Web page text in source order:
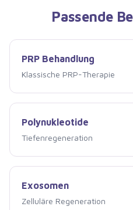
Passende
PRP Behandlung
Klassische PRP-Therapie
PRP Behandlung
Polynukleotide
Tiefenregeneration
Polynukleotide
Exosomen
Zelluläre Regeneration
Exosomen